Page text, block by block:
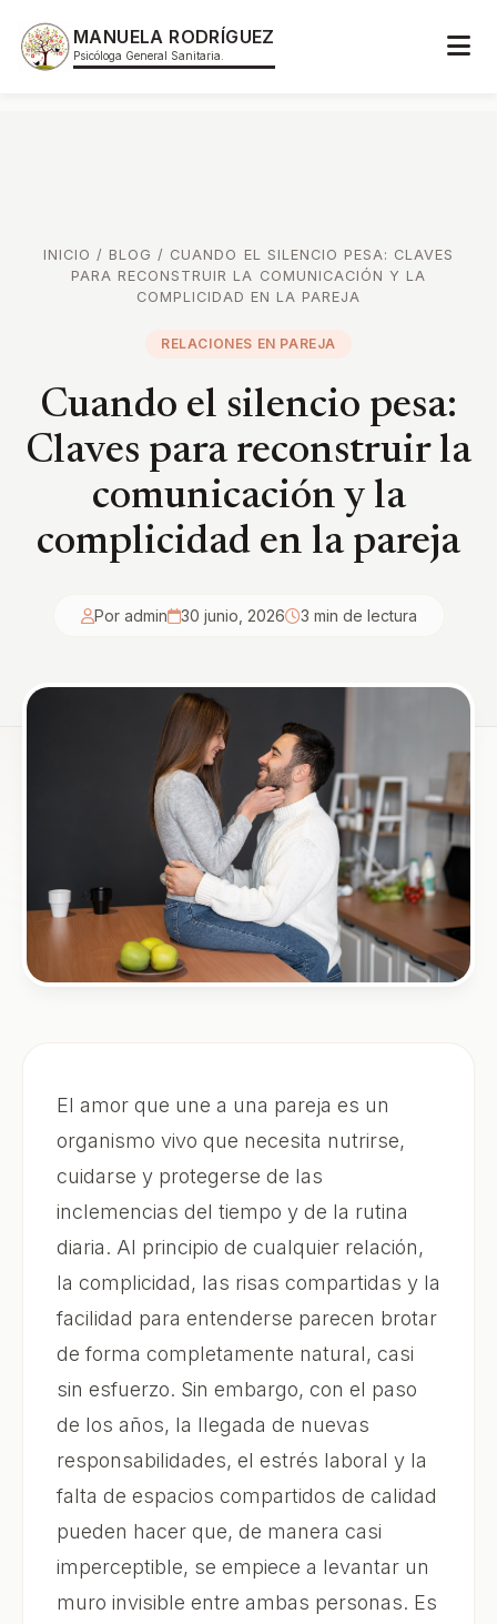
MANUELA RODRÍGUEZ
Psicóloga General Sanitaria.
INICIO / BLOG / CUANDO EL SILENCIO PESA: CLAVES
PARA RECONSTRUIR LA COMUNICACIÓN Y LA
COMPLICIDAD EN LA PAREJA
RELACIONES EN PAREJA
Cuando el silencio pesa:
Claves para reconstruir la
comunicación y la
complicidad en la pareja
Por admin 30 junio, 2026 3 min de lectura
El amor que une a una pareja es un
organismo vivo que necesita nutrirse,
cuidarse y protegerse de las
inclemencias del tiempo y de la rutina
diaria. Al principio de cualquier relación,
la complicidad, las risas compartidas y la
facilidad para entenderse parecen brotar
de forma completamente natural, casi
sin esfuerzo. Sin embargo, con el paso
de los años, la llegada de nuevas
responsabilidades, el estrés laboral y la
falta de espacios compartidos de calidad
pueden hacer que, de manera casi
imperceptible, se empiece a levantar un
muro invisible entre ambas personas. Es